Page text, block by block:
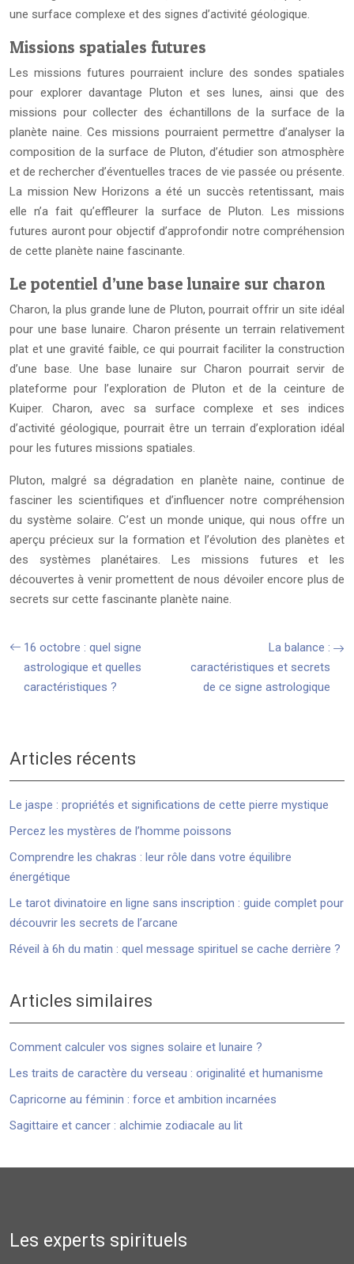
une surface complexe et des signes d’activité géologique.
Missions spatiales futures
Les missions futures pourraient inclure des sondes spatiales
pour explorer davantage Pluton et ses lunes, ainsi que des
missions pour collecter des échantillons de la surface de la
planète naine. Ces missions pourraient permettre d’analyser la
composition de la surface de Pluton, d’étudier son atmosphère
et de rechercher d’éventuelles traces de vie passée ou présente.
La mission New Horizons a été un succès retentissant, mais
elle n’a fait qu’effleurer la surface de Pluton. Les missions
futures auront pour objectif d’approfondir notre compréhension
de cette planète naine fascinante.
Le potentiel d’une base lunaire sur charon
Charon, la plus grande lune de Pluton, pourrait offrir un site idéal
pour une base lunaire. Charon présente un terrain relativement
plat et une gravité faible, ce qui pourrait faciliter la construction
d’une base. Une base lunaire sur Charon pourrait servir de
plateforme pour l’exploration de Pluton et de la ceinture de
Kuiper. Charon, avec sa surface complexe et ses indices
d’activité géologique, pourrait être un terrain d’exploration idéal
pour les futures missions spatiales.
Pluton, malgré sa dégradation en planète naine, continue de
fasciner les scientifiques et d’influencer notre compréhension
du système solaire. C’est un monde unique, qui nous offre un
aperçu précieux sur la formation et l’évolution des planètes et
des systèmes planétaires. Les missions futures et les
découvertes à venir promettent de nous dévoiler encore plus de
secrets sur cette fascinante planète naine.
16 octobre : quel signe
astrologique et quelles
caractéristiques ?
La balance :
caractéristiques et secrets
de ce signe astrologique
Articles récents
Le jaspe : propriétés et significations de cette pierre mystique
Percez les mystères de l’homme poissons
Comprendre les chakras : leur rôle dans votre équilibre
énergétique
Le tarot divinatoire en ligne sans inscription : guide complet pour
découvrir les secrets de l’arcane
Réveil à 6h du matin : quel message spirituel se cache derrière ?
Articles similaires
Comment calculer vos signes solaire et lunaire ?
Les traits de caractère du verseau : originalité et humanisme
Capricorne au féminin : force et ambition incarnées
Sagittaire et cancer : alchimie zodiacale au lit
Les experts spirituels